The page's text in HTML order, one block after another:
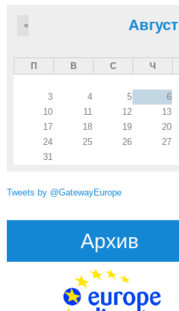
Август
«
П В С Ч
3
4 5 6
10
11 12 13
17
18 19 20
24
25 26 27
31
Tweets by @GatewayEurope
Архив